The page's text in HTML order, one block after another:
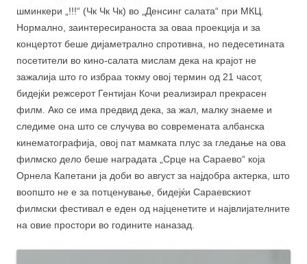
шминкери „!!!“ (Чк Чк Чк) во „Денсинг салата“ при МКЦ.
Нормално, заинтересираноста за оваа проекција и за
концертот беше дијаметрално спротивна, но педесетината
посетители во кино-салата мислам дека на крајот не
зажалија што го избраа токму овој термин од 21 часот,
бидејќи режсерот Гентијан Кочи реализирал прекрасен
филм. Ако се има предвид дека, за жал, малку знаеме и
следиме она што се случува во современата албанска
кинематографија, овој пат мамката плус за гледање на ова
филмско дело беше наградата „Срце на Сараево“ која
Орнела Капетани ја доби во август за најдобра актерка, што
воопшто не е за потценување, бидејќи Сараевскиот
филмски фестивал е еден од најценетите и највлијателните
на овие простори во годините наназад.